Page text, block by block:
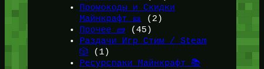
Промокоды и Скидки
Майнкрафт 🎫
(2)
Прочее 🧱 (45)
Раздачи Игр Стим / Steam
🎲 (1)
Ресурспаки Майнкрафт 📚